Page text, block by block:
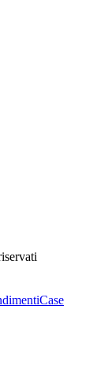
Case